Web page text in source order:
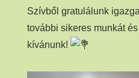
Szívből gratulálunk
további sikeres munkát
kívánunk!